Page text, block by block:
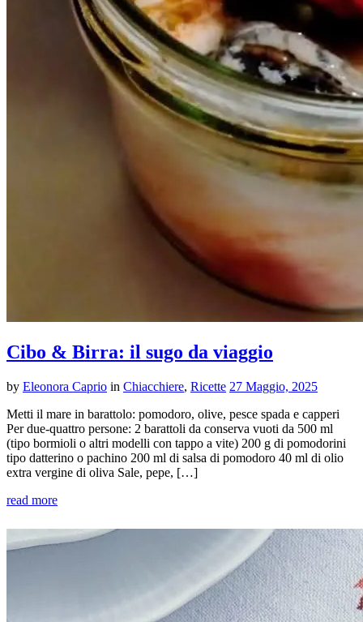
Cibo & Birra: il sugo da viaggio
by Eleonora Caprio in Chiacchiere, Ricette 27 Maggio, 2025
Metti il mare in barattolo: pomodoro, olive, pesce spada e capperi
Per due-quattro persone: 2 barattoli da conserva vuoti da 500 ml
(tipo bormioli o altri modelli con tappo a vite) 200 g di pomodorini
tipo datterino o pachino 200 ml di salsa di pomodoro 40 ml di olio
extra vergine di oliva Sale, pepe, […]
read more